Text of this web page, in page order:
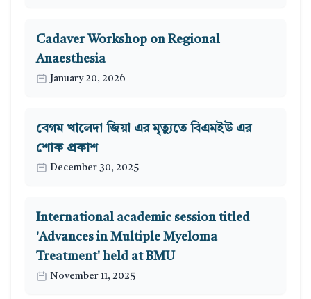
Cadaver Workshop on Regional
Anaesthesia
January 20, 2026
বেগম খালেদা জিয়া এর মৃত্যুতে বিএমইউ এর
শোক প্রকাশ
December 30, 2025
International academic session titled
'Advances in Multiple Myeloma
Treatment' held at BMU
November 11, 2025